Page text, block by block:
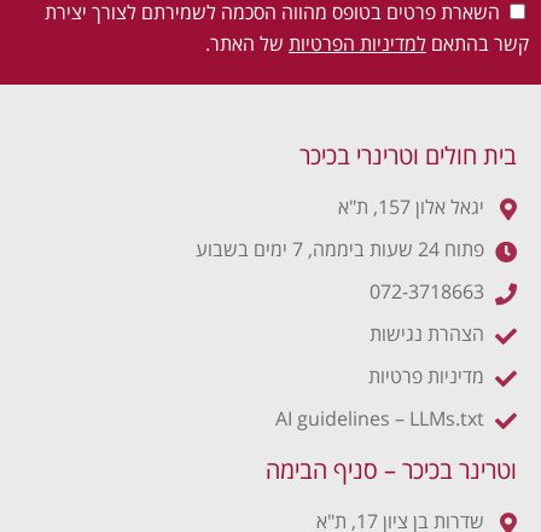
השארת פרטים בטופס מהווה הסכמה לשמירתם לצורך יצירת
קשר בהתאם למדיניות הפרטיות של האתר.
בית חולים וטרינרי בכיכר
יגאל אלון 157, ת"א
פתוח 24 שעות ביממה, 7 ימים בשבוע
072-3718663
הצהרת נגישות
מדיניות פרטיות
AI guidelines – LLMs.txt
וטרינר בכיכר – סניף הבימה
שדרות בן ציון 17, ת"א